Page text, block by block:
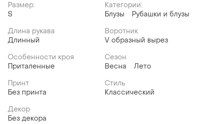
Размер:
S
Категории:
Блузы
Рубашки и блузы
Длина рукава
Длинный
Воротник
V образный вырез
Особенности кроя
Приталенные
Сезон
Весна
Лето
Принт
Без принта
Стиль
Классический
Декор
Без декора